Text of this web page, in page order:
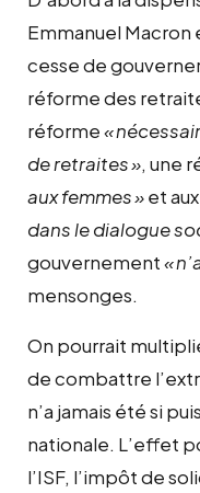
Emmanuel Macron
cesse de
réforme des
réforme«
de retraites», une
aux femmes»et
dans le dialogue
gouvernement«
mensonges.
On pourrait
de combattre
n’a jamais été si
nationale. L’effet
l’ISF, l’impôt de